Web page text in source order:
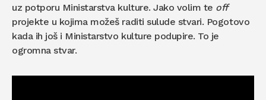
uz potporu Ministarstva kulture. Jako volim te off
projekte u kojima možeš raditi sulude stvari. Pogotovo
kada ih još i Ministarstvo kulture podupire. To je
ogromna stvar.